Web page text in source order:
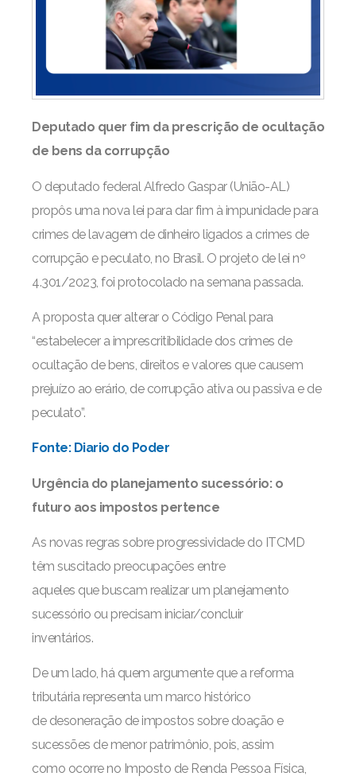
Deputado quer fim da prescrição de ocultação
de bens da corrupção
O deputado federal Alfredo Gaspar (União-AL)
propôs uma nova lei para dar fim à impunidade para
crimes de lavagem de dinheiro ligados a crimes de
corrupção e peculato, no Brasil. O projeto de lei nº
4.301/2023, foi protocolado na semana passada.
A proposta quer alterar o Código Penal para
“estabelecer a imprescritibilidade dos crimes de
ocultação de bens, direitos e valores que causem
prejuízo ao erário, de corrupção ativa ou passiva e de
peculato”.
Fonte: Diario do Poder
Urgência do planejamento sucessório: o
futuro aos impostos pertence
As novas regras sobre progressividade do ITCMD
têm suscitado preocupações entre
aqueles que buscam realizar um planejamento
sucessório ou precisam iniciar/concluir
inventários.
De um lado, há quem argumente que a reforma
tributária representa um marco histórico
de desoneração de impostos sobre doação e
sucessões de menor patrimônio, pois, assim
como ocorre no Imposto de Renda Pessoa Física,